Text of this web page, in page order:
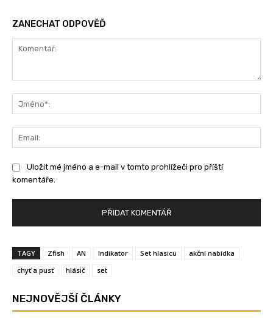
ZANECHAT ODPOVĚĎ
Uložit mé jméno a e-mail v tomto prohlížeči pro příští
komentáře.
TAGY Zfish AN Indikator Set hlasicu
akční nabídka
chyť a pusť
hlásič set
NEJNOVĚJŠÍ ČLÁNKY